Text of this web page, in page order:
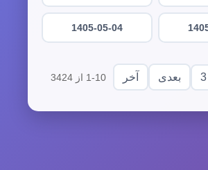
1405-05-04
3 بعدی آخر 1-10 از 3424